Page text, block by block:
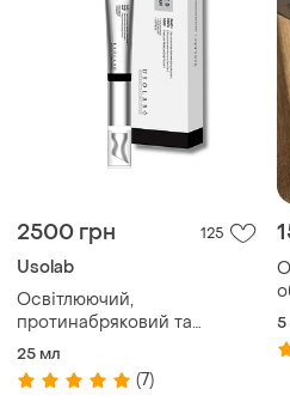
2500 грн 125
Usolab
Освітлюючий,
протинабряковий та
омолоджуючий крем для
очей usolab bio advanced
lightening eye cream, 25 ml
25 мл
(7)
5